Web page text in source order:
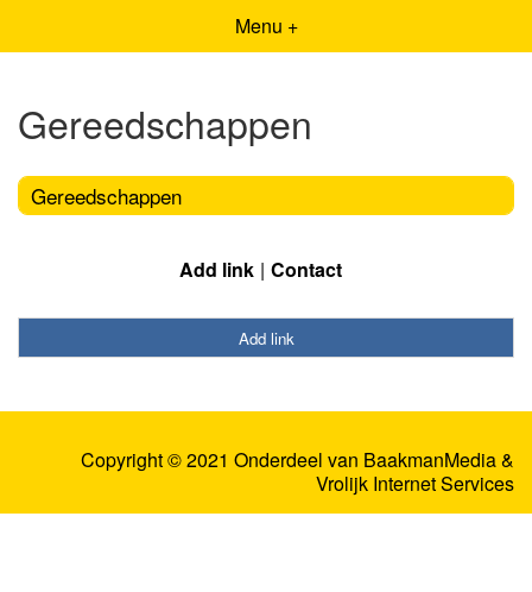
Menu +
Gereedschappen
Gereedschappen
Add link Contact
Add link
Copyright © 2021 Onderdeel van BaakmanMedia&
Vrolijk Internet Services